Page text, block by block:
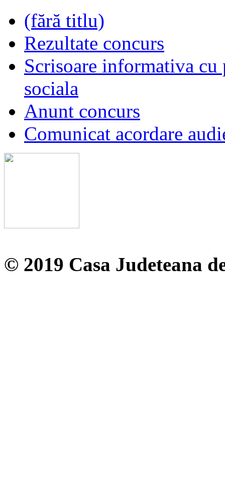
(fără titlu)
Rezultate concurs
Scrisoare informativa
sociala
Anunt concurs
Comunicat acordare
© 2019 Casa Judeteana